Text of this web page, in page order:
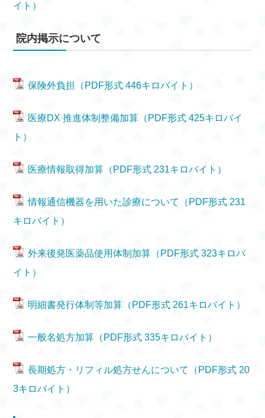
イト）
院内掲示について
保険外負担（PDF形式 446キロバイト）
医療DX 推進体制整備加算（PDF形式 425キロバイ
ト）
医療情報取得加算（PDF形式 231キロバイト）
情報通信機器を用いた診療について（PDF形式 231
キロバイト）
外来後発医薬品使用体制加算（PDF形式 323キロバ
イト）
明細書発行体制等加算（PDF形式 261キロバイト）
一般名処方加算（PDF形式 335キロバイト）
長期処方・リフィル処方せんについて（PDF形式 20
3キロバイト）